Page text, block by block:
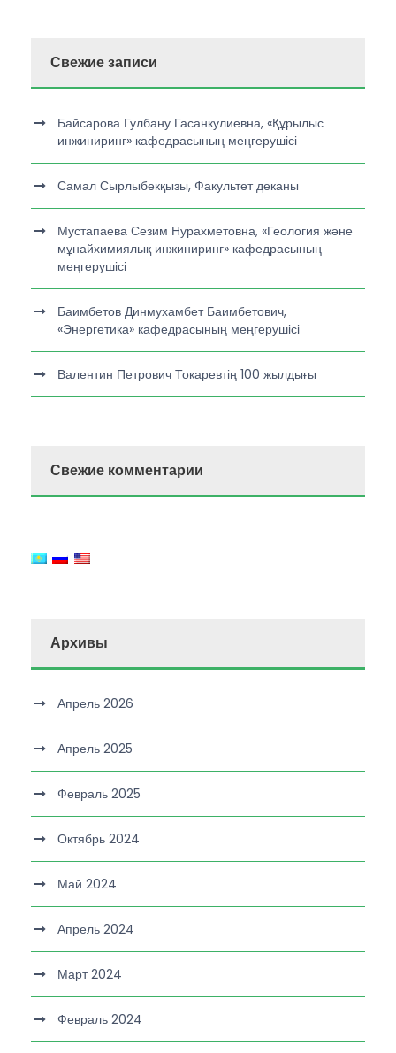
Свежие записи
Байсарова Гулбану Гасанкулиевна, «Құрылыс
инжиниринг» кафедрасының меңгерушісі
Самал Сырлыбекқызы, Факультет деканы
Мустапаева Сезим Нурахметовна, «Геология және
мұнайхимиялық инжиниринг» кафедрасының
меңгерушісі
Баимбетов Динмухамбет Баимбетович,
«Энергетика» кафедрасының меңгерушісі
Валентин Петрович Токаревтің 100 жылдығы
Свежие комментарии
Архивы
Апрель 2026
Апрель 2025
Февраль 2025
Октябрь 2024
Май 2024
Апрель 2024
Март 2024
Февраль 2024